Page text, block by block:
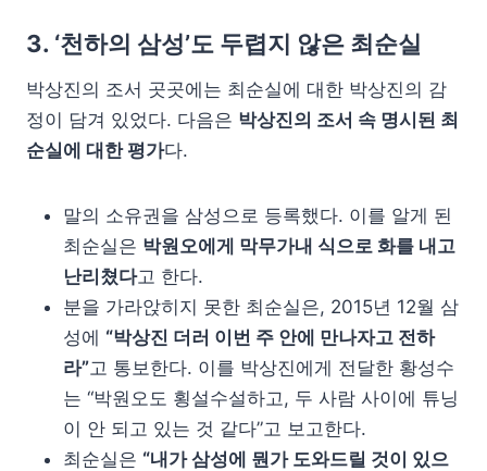
3. ‘천하의 삼성’도 두렵지 않은 최순실
박상진의 조서 곳곳에는 최순실에 대한 박상진의 감
정이 담겨 있었다. 다음은 박상진의 조서 속 명시된 최
순실에 대한 평가다.
말의 소유권을 삼성으로 등록했다. 이를 알게 된
최순실은 박원오에게 막무가내 식으로 화를 내고
난리쳤다고 한다.
분을 가라앉히지 못한 최순실은, 2015년 12월 삼
성에 “박상진 더러 이번 주 안에 만나자고 전하
라”고 통보한다. 이를 박상진에게 전달한 황성수
는 “박원오도 횡설수설하고, 두 사람 사이에 튜닝
이 안 되고 있는 것 같다”고 보고한다.
최순실은 “내가 삼성에 뭔가 도와드릴 것이 있으